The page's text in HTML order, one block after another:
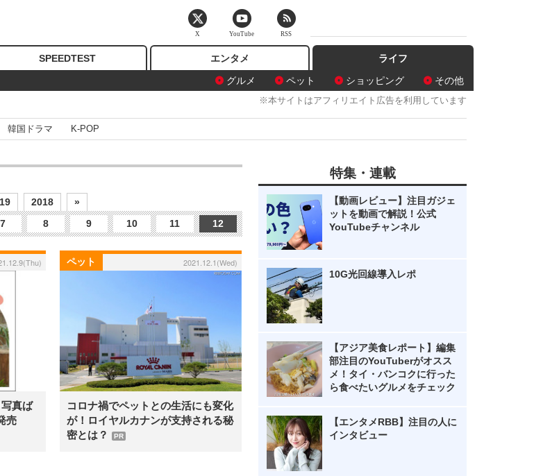
SPEEDTEST エンタメ
ライフ
グルメ
ペット ショッピング その他
※本サイトはアフィリエイト広告を利用しています
韓国ドラマ K-POP
2018
»
7 8 9 10 11 12
真ば
売
ペット 2021.12.1(Wed)
コロナ禍でペットとの生活にも変化
が！ロイヤルカナンが支持される秘
密とは？
PR
特集・連載
【動画レビュー】注目ガジェ
ットを動画で解説！公式
YouTubeチャンネル
10G光回線導入レポ
【アジア美食レポート】編集
部注目のYouTuberがオスス
メ！タイ・バンコクに行った
ら食べたいグルメをチェック
【エンタメRBB】注目の人に
インタビュー
X YouTube RSS